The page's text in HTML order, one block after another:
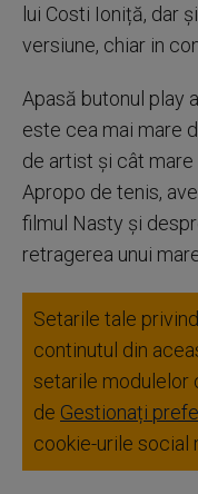
lui Costi Ioniță, dar
versiune, chiar in
Apasă butonul play
este cea mai mare
de artist și cât mare
Apropo de tenis,
filmul Nasty și
retragerea unui
Setarile tale
continutul din
setarile modulelor
de Gestionați
cookie-urile social